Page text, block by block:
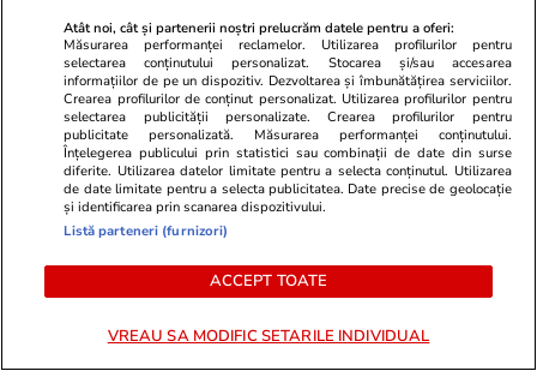
cu o cantitate dublă de
explozibil
Știri România 14:55
Fermierii nu mai găsesc
muncitori români calificați
angajează lucrători din afara
Uniunii Europene
Atât noi, cât și partenerii noștri prelucrăm datele pentru a oferi:
Măsurarea performanței reclamelor. Utilizarea profilurilor pentru
selectarea conținutului personalizat. Stocarea și/sau accesarea
informațiilor de pe un dispozitiv. Dezvoltarea și îmbunătățirea serviciilor.
Crearea profilurilor de conținut personalizat. Utilizarea profilurilor pentru
selectarea publicității personalizate. Crearea profilurilor pentru
publicitate personalizată. Măsurarea performanței conținutului.
Înțelegerea publicului prin statistici sau combinații de date din surse
diferite. Utilizarea datelor limitate pentru a selecta conținutul. Utilizarea
de date limitate pentru a selecta publicitatea. Date precise de geolocație
și identificarea prin scanarea dispozitivului.
Listă parteneri (furnizori)
ACCEPT TOATE
VREAU SA MODIFIC SETARILE INDIVIDUAL